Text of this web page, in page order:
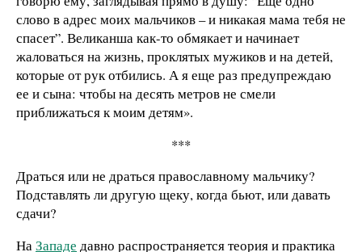
слово в адрес моих мальчиков – и никакая мама тебя не
спасет”. Великанша как-то обмякает и начинает
жаловаться на жизнь, проклятых мужиков и на детей,
которые от рук отбились. А я еще раз предупреждаю
ее и сына: чтобы на десять метров не смели
приближаться к моим детям».
***
Драться или не драться православному мальчику?
Подставлять ли другую щеку, когда бьют, или давать
сдачи?
НаЗападе давно распространяется теория и практика